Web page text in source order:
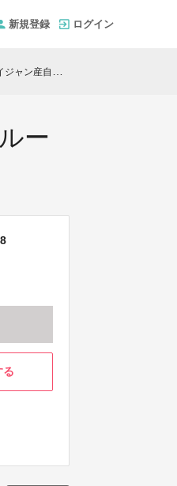
新規登録 ログイン
セット(砂糖不使用)
ー
る